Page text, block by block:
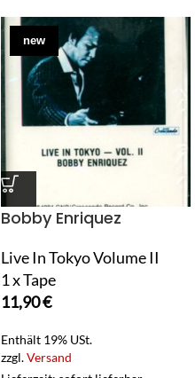
new
Bobby Enriquez
Live In Tokyo Volume II
1 x Tape
11,90€
Enthält 19% USt.
zzgl.Versand